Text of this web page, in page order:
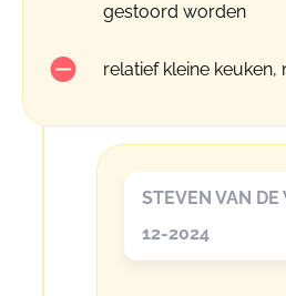
gestoord worden
relatief kleine
STEVEN VAN
12-2024